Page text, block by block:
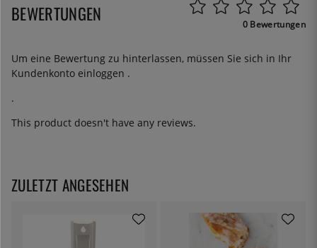
BEWERTUNGEN 0 Bewertungen
Um eine Bewertung zu hinterlassen, müssen Sie sich in Ihr
Kundenkonto einloggen .
.
This product doesn't have any reviews.
ZULETZT ANGESEHEN